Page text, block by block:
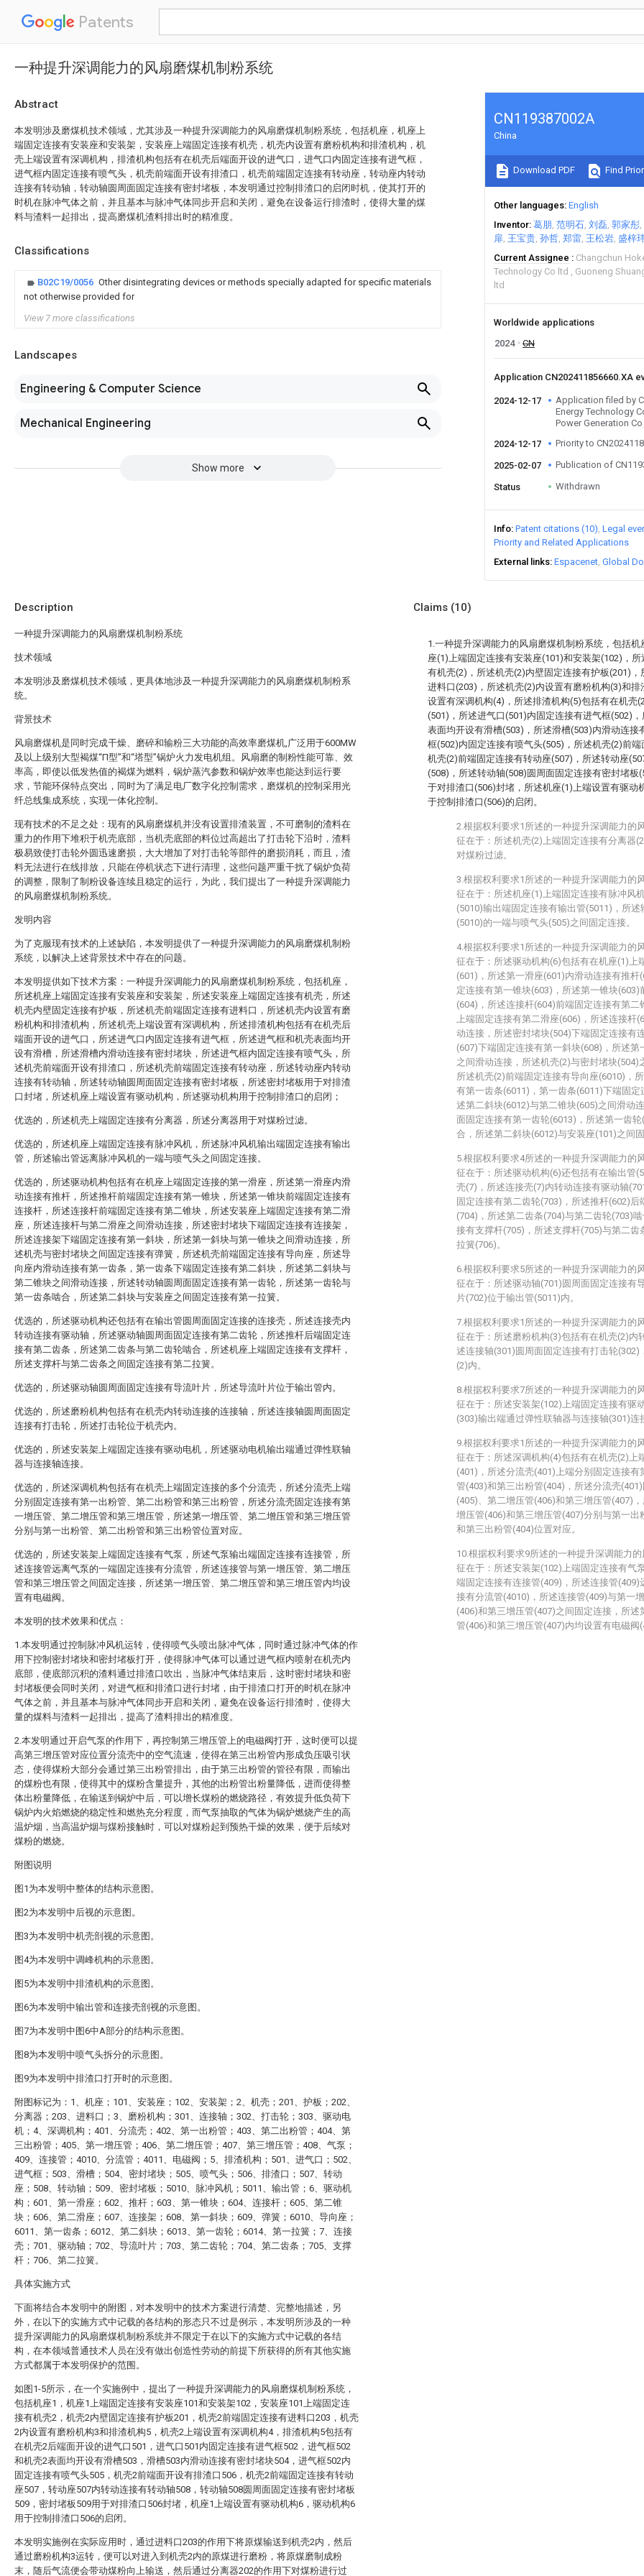
Patents
一种提升深调能力的风扇磨煤机制粉系统
Abstract
本发明涉及磨煤机技术领域，尤其涉及一种提升深调能力的风扇磨煤机制粉系统，包括机座，机座上
端固定连接有安装座和安装架，安装座上端固定连接有机壳，机壳内设置有磨粉机构和排渣机构，机
壳上端设置有深调机构，排渣机构包括有在机壳后端面开设的进气口，进气口内固定连接有进气框，
进气框内固定连接有喷气头，机壳前端面开设有排渣口，机壳前端固定连接有转动座，转动座内转动
连接有转动轴，转动轴圆周面固定连接有密封堵板，本发明通过控制排渣口的启闭时机，使其打开的
时机在脉冲气体之前，并且基本与脉冲气体同步开启和关闭，避免在设备运行排渣时，使得大量的煤
料与渣料一起排出，提高磨煤机渣料排出时的精准度。
Classifications
B02C19/0056 Other disintegrating devices or methods specially adapted for specific materials
not otherwise provided for
View 7 more classifications
Landscapes
Engineering & Computer Science
Mechanical Engineering
Show more
CN119387002A
China
Download PDF Find
Other languages English
Inventor 葛朋 范明石 刘磊 郭家彤
扉 王宝贵 孙哲 郑雷 王松岩 盛梓
Current Assignee
Changchun
Technology Co ltd
Guoneng
ltd
Worldwide applications
2024
CN
Application CN202411856660.XA
2024-12-17
Application filed by
Energy Technology
Power Generation Co
2024-12-17
Priority to
2025-02-07 Publication of
Status Withdrawn
Info Patent citations (10) Legal
Priority and Related Applications
External links Espacenet Global
Description
一种提升深调能力的风扇磨煤机制粉系统
技术领域
本发明涉及磨煤机技术领域，更具体地涉及一种提升深调能力的风扇磨煤机制粉系
统。
背景技术
风扇磨煤机是同时完成干燥、磨碎和输粉三大功能的高效率磨煤机,广泛用于600MW
及以上级别大型褐煤“Π型”和“塔型”锅炉火力发电机组。风扇磨的制粉性能可靠、效
率高，即使以低发热值的褐煤为燃料，锅炉蒸汽参数和锅炉效率也能达到运行要
求，节能环保特点突出，同时为了满足电厂数字化控制需求，磨煤机的控制采用光
纤总线集成系统，实现一体化控制。
现有技术的不足之处：现有的风扇磨煤机并没有设置排渣装置，不可磨制的渣料在
重力的作用下堆积于机壳底部，当机壳底部的料位过高超出了打击轮下沿时，渣料
极易致使打击轮外圆迅速磨损，大大增加了对打击轮等部件的磨损消耗，而且，渣
料无法进行在线排放，只能在停机状态下进行清理，这些问题严重干扰了锅炉负荷
的调整，限制了制粉设备连续且稳定的运行，为此，我们提出了一种提升深调能力
的风扇磨煤机制粉系统。
发明内容
为了克服现有技术的上述缺陷，本发明提供了一种提升深调能力的风扇磨煤机制粉
系统，以解决上述背景技术中存在的问题。
本发明提供如下技术方案：一种提升深调能力的风扇磨煤机制粉系统，包括机座，
所述机座上端固定连接有安装座和安装架，所述安装座上端固定连接有机壳，所述
机壳内壁固定连接有护板，所述机壳前端固定连接有进料口，所述机壳内设置有磨
粉机构和排渣机构，所述机壳上端设置有深调机构，所述排渣机构包括有在机壳后
端面开设的进气口，所述进气口内固定连接有进气框，所述进气框和机壳表面均开
设有滑槽，所述滑槽内滑动连接有密封堵块，所述进气框内固定连接有喷气头，所
述机壳前端面开设有排渣口，所述机壳前端固定连接有转动座，所述转动座内转动
连接有转动轴，所述转动轴圆周面固定连接有密封堵板，所述密封堵板用于对排渣
口封堵，所述机座上端设置有驱动机构，所述驱动机构用于控制排渣口的启闭；
优选的，所述机壳上端固定连接有分离器，所述分离器用于对煤粉过滤。
优选的，所述机座上端固定连接有脉冲风机，所述脉冲风机输出端固定连接有输出
管，所述输出管远离脉冲风机的一端与喷气头之间固定连接。
优选的，所述驱动机构包括有在机座上端固定连接的第一滑座，所述第一滑座内滑
动连接有推杆，所述推杆前端固定连接有第一锥块，所述第一锥块前端固定连接有
连接杆，所述连接杆前端固定连接有第二锥块，所述安装座上端固定连接有第二滑
座，所述连接杆与第二滑座之间滑动连接，所述密封堵块下端固定连接有连接架，
所述连接架下端固定连接有第一斜块，所述第一斜块与第一锥块之间滑动连接，所
述机壳与密封堵块之间固定连接有弹簧，所述机壳前端固定连接有导向座，所述导
向座内滑动连接有第一齿条，第一齿条下端固定连接有第二斜块，所述第二斜块与
第二锥块之间滑动连接，所述转动轴圆周面固定连接有第一齿轮，所述第一齿轮与
第一齿条啮合，所述第二斜块与安装座之间固定连接有第一拉簧。
优选的，所述驱动机构还包括有在输出管圆周面固定连接的连接壳，所述连接壳内
转动连接有驱动轴，所述驱动轴圆周面固定连接有第二齿轮，所述推杆后端固定连
接有第二齿条，所述第二齿条与第二齿轮啮合，所述机座上端固定连接有支撑杆，
所述支撑杆与第二齿条之间固定连接有第二拉簧。
优选的，所述驱动轴圆周面固定连接有导流叶片，所述导流叶片位于输出管内。
优选的，所述磨粉机构包括有在机壳内转动连接的连接轴，所述连接轴圆周面固定
连接有打击轮，所述打击轮位于机壳内。
优选的，所述安装架上端固定连接有驱动电机，所述驱动电机输出端通过弹性联轴
器与连接轴连接。
优选的，所述深调机构包括有在机壳上端固定连接的多个分流壳，所述分流壳上端
分别固定连接有第一出粉管、第二出粉管和第三出粉管，所述分流壳固定连接有第
一增压管、第二增压管和第三增压管，所述第一增压管、第二增压管和第三增压管
分别与第一出粉管、第二出粉管和第三出粉管位置对应。
优选的，所述安装架上端固定连接有气泵，所述气泵输出端固定连接有连接管，所
述连接管远离气泵的一端固定连接有分流管，所述连接管与第一增压管、第二增压
管和第三增压管之间固定连接，所述第一增压管、第二增压管和第三增压管内均设
置有电磁阀。
本发明的技术效果和优点：
1.本发明通过控制脉冲风机运转，使得喷气头喷出脉冲气体，同时通过脉冲气体的作
用下控制密封堵块和密封堵板打开，使得脉冲气体可以通过进气框内喷射在机壳内
底部，使底部沉积的渣料通过排渣口吹出，当脉冲气体结束后，这时密封堵块和密
封堵板便会同时关闭，对进气框和排渣口进行封堵，由于排渣口打开的时机在脉冲
气体之前，并且基本与脉冲气体同步开启和关闭，避免在设备运行排渣时，使得大
量的煤料与渣料一起排出，提高了渣料排出的精准度。
2.本发明通过开启气泵的作用下，再控制第三增压管上的电磁阀打开，这时便可以提
高第三增压管对应位置分流壳中的空气流速，使得在第三出粉管内形成负压吸引状
态，使得煤粉大部分会通过第三出粉管排出，由于第三出粉管的管径有限，而输出
的煤粉也有限，使得其中的煤粉含量提升，其他的出粉管出粉量降低，进而使得整
体出粉量降低，在输送到锅炉中后，可以增长煤粉的燃烧路径，有效提升低负荷下
锅炉内火焰燃烧的稳定性和燃热充分程度，而气泵抽取的气体为锅炉燃烧产生的高
温炉烟，当高温炉烟与煤粉接触时，可以对煤粉起到预热干燥的效果，便于后续对
煤粉的燃烧。
附图说明
图1为本发明中整体的结构示意图。
图2为本发明中后视的示意图。
图3为本发明中机壳剖视的示意图。
图4为本发明中调峰机构的示意图。
图5为本发明中排渣机构的示意图。
图6为本发明中输出管和连接壳剖视的示意图。
图7为本发明中图6中A部分的结构示意图。
图8为本发明中喷气头拆分的示意图。
图9为本发明中排渣口打开时的示意图。
附图标记为：1、机座；101、安装座；102、安装架；2、机壳；201、护板；202、
分离器；203、进料口；3、磨粉机构；301、连接轴；302、打击轮；303、驱动电
机；4、深调机构；401、分流壳；402、第一出粉管；403、第二出粉管；404、第
三出粉管；405、第一增压管；406、第二增压管；407、第三增压管；408、气泵；
409、连接管；4010、分流管；4011、电磁阀；5、排渣机构；501、进气口；502、
进气框；503、滑槽；504、密封堵块；505、喷气头；506、排渣口；507、转动
座；508、转动轴；509、密封堵板；5010、脉冲风机；5011、输出管；6、驱动机
构；601、第一滑座；602、推杆；603、第一锥块；604、连接杆；605、第二锥
块；606、第二滑座；607、连接架；608、第一斜块；609、弹簧；6010、导向座；
6011、第一齿条；6012、第二斜块；6013、第一齿轮；6014、第一拉簧；7、连接
壳；701、驱动轴；702、导流叶片；703、第二齿轮；704、第二齿条；705、支撑
杆；706、第二拉簧。
具体实施方式
下面将结合本发明中的附图，对本发明中的技术方案进行清楚、完整地描述，另
外，在以下的实施方式中记载的各结构的形态只不过是例示，本发明所涉及的一种
提升深调能力的风扇磨煤机制粉系统并不限定于在以下的实施方式中记载的各结
构，在本领域普通技术人员在没有做出创造性劳动的前提下所获得的所有其他实施
方式都属于本发明保护的范围。
如图1-5所示，在一个实施例中，提出了一种提升深调能力的风扇磨煤机制粉系统，
包括机座1，机座1上端固定连接有安装座101和安装架102，安装座101上端固定连
接有机壳2，机壳2内壁固定连接有护板201，机壳2前端固定连接有进料口203，机壳
2内设置有磨粉机构3和排渣机构5，机壳2上端设置有深调机构4，排渣机构5包括有
在机壳2后端面开设的进气口501，进气口501内固定连接有进气框502，进气框502
和机壳2表面均开设有滑槽503，滑槽503内滑动连接有密封堵块504，进气框502内
固定连接有喷气头505，机壳2前端面开设有排渣口506，机壳2前端固定连接有转动
座507，转动座507内转动连接有转动轴508，转动轴508圆周面固定连接有密封堵板
509，密封堵板509用于对排渣口506封堵，机座1上端设置有驱动机构6，驱动机构6
用于控制排渣口506的启闭。
本发明实施例在实际应用时，通过进料口203的作用下将原煤输送到机壳2内，然后
通过磨粉机构3运转，便可以对进入到机壳2内的原煤进行磨粉，将原煤磨制成粉
末，随后气流便会带动煤粉向上输送，然后通过分离器202的作用下对煤粉进行过
Claims (10)
1.一种提升深调能力的风扇磨煤机制粉系统，包括
座(1)上端固定连接有安装座(101)和安装架(102)，
有机壳(2)，所述机壳(2)内壁固定连接有护板(201)
进料口(203)，所述机壳(2)内设置有磨粉机构(3)和
设置有深调机构(4)，所述排渣机构(5)包括有在机壳
(501)，所述进气口(501)内固定连接有进气框(502)
表面均开设有滑槽(503)，所述滑槽(503)内滑动连接
框(502)内固定连接有喷气头(505)，所述机壳(2)前
机壳(2)前端固定连接有转动座(507)，所述转动座
(508)，所述转动轴(508)圆周面固定连接有密封堵板
于对排渣口(506)封堵，所述机座(1)上端设置有驱动
于控制排渣口(506)的启闭。
2.根据权利要求1所述的一种提升深调能力的
征在于：所述机壳(2)上端固定连接有分离器
对煤粉过滤。
3.根据权利要求1所述的一种提升深调能力的
征在于：所述机座(1)上端固定连接有脉冲风
(5010)输出端固定连接有输出管(5011)，所
(5010)的一端与喷气头(505)之间固定连接。
4.根据权利要求1所述的一种提升深调能力的
征在于：所述驱动机构(6)包括有在机座(1)上
(601)，所述第一滑座(601)内滑动连接有推杆
定连接有第一锥块(603)，所述第一锥块(603)
(604)，所述连接杆(604)前端固定连接有第二
上端固定连接有第二滑座(606)，所述连接杆
动连接，所述密封堵块(504)下端固定连接有
(607)下端固定连接有第一斜块(608)，所述第
之间滑动连接，所述机壳(2)与密封堵块(504)
所述机壳(2)前端固定连接有导向座(6010)，
有第一齿条(6011)，第一齿条(6011)下端固
述第二斜块(6012)与第二锥块(605)之间滑动
面固定连接有第一齿轮(6013)，所述第一齿
合，所述第二斜块(6012)与安装座(101)之间
5.根据权利要求4所述的一种提升深调能力的
征在于：所述驱动机构(6)还包括有在输出管
壳(7)，所述连接壳(7)内转动连接有驱动轴
固定连接有第二齿轮(703)，所述推杆(602)后
(704)，所述第二齿条(704)与第二齿轮(703)
接有支撑杆(705)，所述支撑杆(705)与第二
拉簧(706)。
6.根据权利要求5所述的一种提升深调能力的
征在于：所述驱动轴(701)圆周面固定连接有
片(702)位于输出管(5011)内。
7.根据权利要求1所述的一种提升深调能力的
征在于：所述磨粉机构(3)包括有在机壳(2)内
述连接轴(301)圆周面固定连接有打击轮
(2)内。
8.根据权利要求7所述的一种提升深调能力的
征在于：所述安装架(102)上端固定连接有驱
(303)输出端通过弹性联轴器与连接轴(301)连
9.根据权利要求1所述的一种提升深调能力的
征在于：所述深调机构(4)包括有在机壳(2)上
(401)，所述分流壳(401)上端分别固定连接有
管(403)和第三出粉管(404)，所述分流壳
(405)、第二增压管(406)和第三增压管(407)
增压管(406)和第三增压管(407)分别与第一出
和第三出粉管(404)位置对应。
10.根据权利要求9所述的一种提升深调能力
征在于：所述安装架(102)上端固定连接有气
端固定连接有连接管(409)，所述连接管
接有分流管(4010)，所述连接管(409)与第一
(406)和第三增压管(407)之间固定连接，所
管(406)和第三增压管(407)内均设置有电磁阀